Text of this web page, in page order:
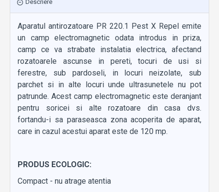
Descriere
Aparatul antirozatoare PR 220.1 Pest X Repel emite
un camp electromagnetic odata introdus in priza,
camp ce va strabate instalatia electrica, afectand
rozatoarele ascunse in pereti, tocuri de usi si
ferestre, sub pardoseli, in locuri neizolate, sub
parchet si in alte locuri unde ultrasunetele nu pot
patrunde. Acest camp electromagnetic este deranjant
pentru soricei si alte rozatoare din casa dvs.
fortandu-i sa paraseasca zona acoperita de aparat,
care in cazul acestui aparat este de 120 mp.
PRODUS ECOLOGIC:
Compact - nu atrage atentia